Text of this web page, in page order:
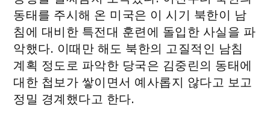
동태를 주시해 온 미국은 이 시기 북한이 남
침에 대비한 특전대 훈련에 돌입한 사실을 파
악했다. 이때만 해도 북한의 고질적인 남침
계획 정도로 파악한 당국은 김중린의 동태에
대한 첩보가 쌓이면서 예사롭지 않다고 보고
정밀 경계했다고 한다.